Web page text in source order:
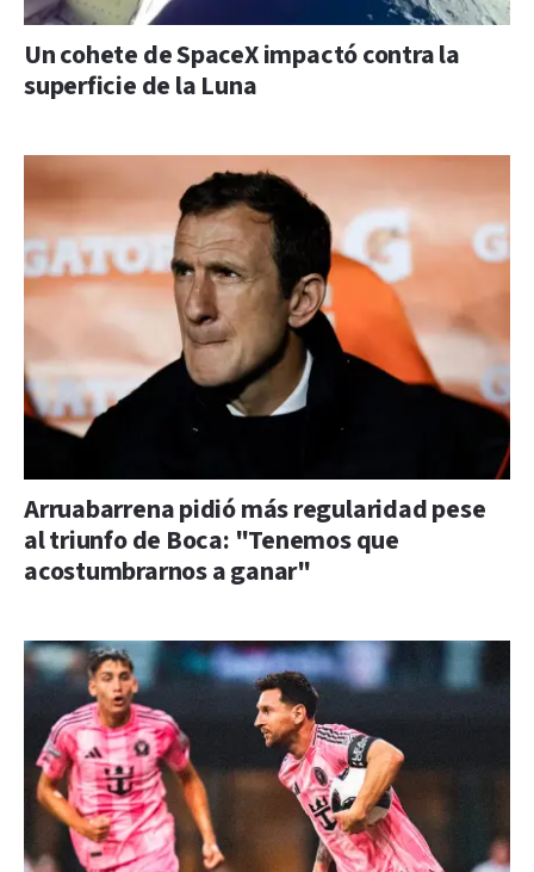
Un cohete de SpaceX impactó contra la
superficie de la Luna
Arruabarrena pidió más regularidad pese
al triunfo de Boca: "Tenemos que
acostumbrarnos a ganar"